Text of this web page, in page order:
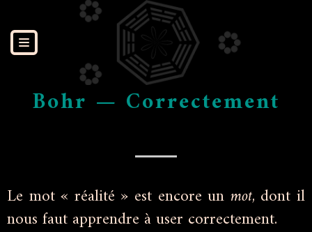
Aller
au
Bohr — Correctement
Le mot « réalité » est encore un mot, dont il
nous faut apprendre à user correctement.